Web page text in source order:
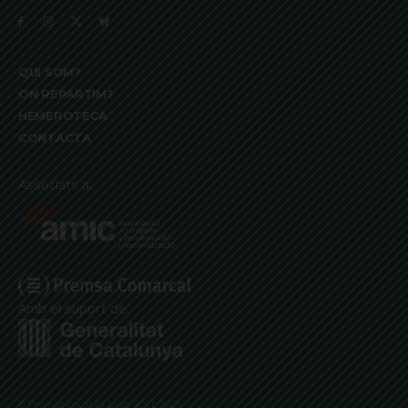
QUI SOM?
ON REPARTIM?
HEMEROTECA
CONTACTA
Associats a:
Amb el suport de:
© Premsa Local El Jardí SCCL 2025